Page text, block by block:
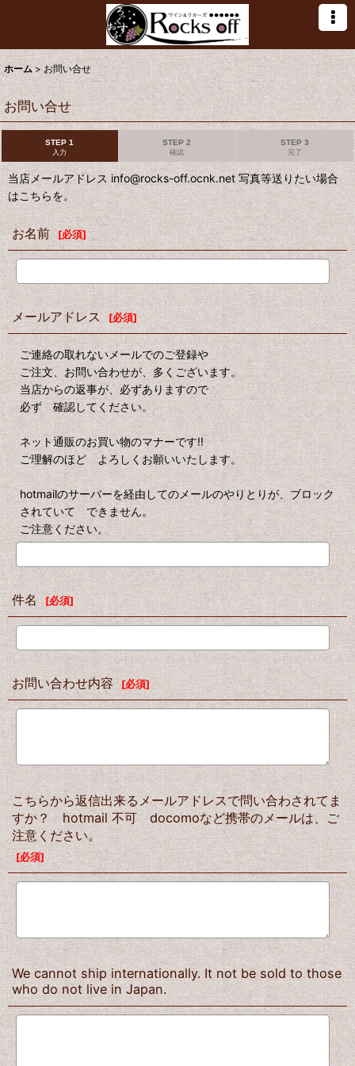
ホーム > お問い合せ
お問い合せ
STEP 1
入力
STEP 2
確認
STEP 3
完了
当店メールアドレス info@rocks-off.ocnk.net 写真等送りたい場合
はこちらを。
お名前 [必須]
メールアドレス [必須]
ご連絡の取れないメールでのご登録や
ご注文、お問い合わせが、多くございます。
当店からの返事が、必ずありますので
必ず 確認してください。
ネット通販のお買い物のマナーです!!
ご理解のほど よろしくお願いいたします。
hotmailのサーバーを経由してのメールのやりとりが、ブロック
されていて できません。
ご注意ください。
件名 [必須]
お問い合わせ内容 [必須]
こちらから返信出来るメールアドレスで問い合わされてま
すか？ hotmail 不可 docomoなど携帯のメールは、ご
注意ください。
[必須]
We cannot ship internationally. It not be sold to those
who do not live in Japan.